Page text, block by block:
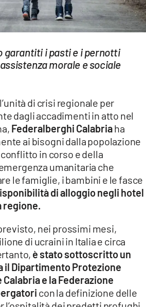
garantiti i pasti e i pernotti
morale e sociale
di crisi regionale per
dagli accadimenti in atto nel
Federalberghi Calabriaha
ai bisogni dalla popolazione
in corso e della
umanitaria che
le famiglie, i bambini e le fasce
di alloggio negli hotel
regione.
nei prossimi mesi,
di ucraini in Italia e circa
è stato sottoscritto un
il Dipartimento Protezione
e la Federazione
con la definizione delle